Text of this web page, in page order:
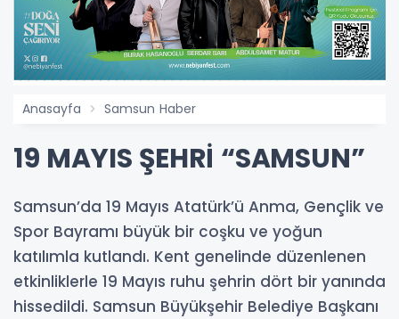
Anasayfa Samsun Haber
19 MAYIS ŞEHRİ “SAMSUN”
Samsun’da 19 Mayıs Atatürk’ü Anma, Gençlik ve
Spor Bayramı büyük bir coşku ve yoğun
katılımla kutlandı. Kent genelinde düzenlenen
etkinliklerle 19 Mayıs ruhu şehrin dört bir yanında
hissedildi. Samsun Büyükşehir Belediye Başkanı